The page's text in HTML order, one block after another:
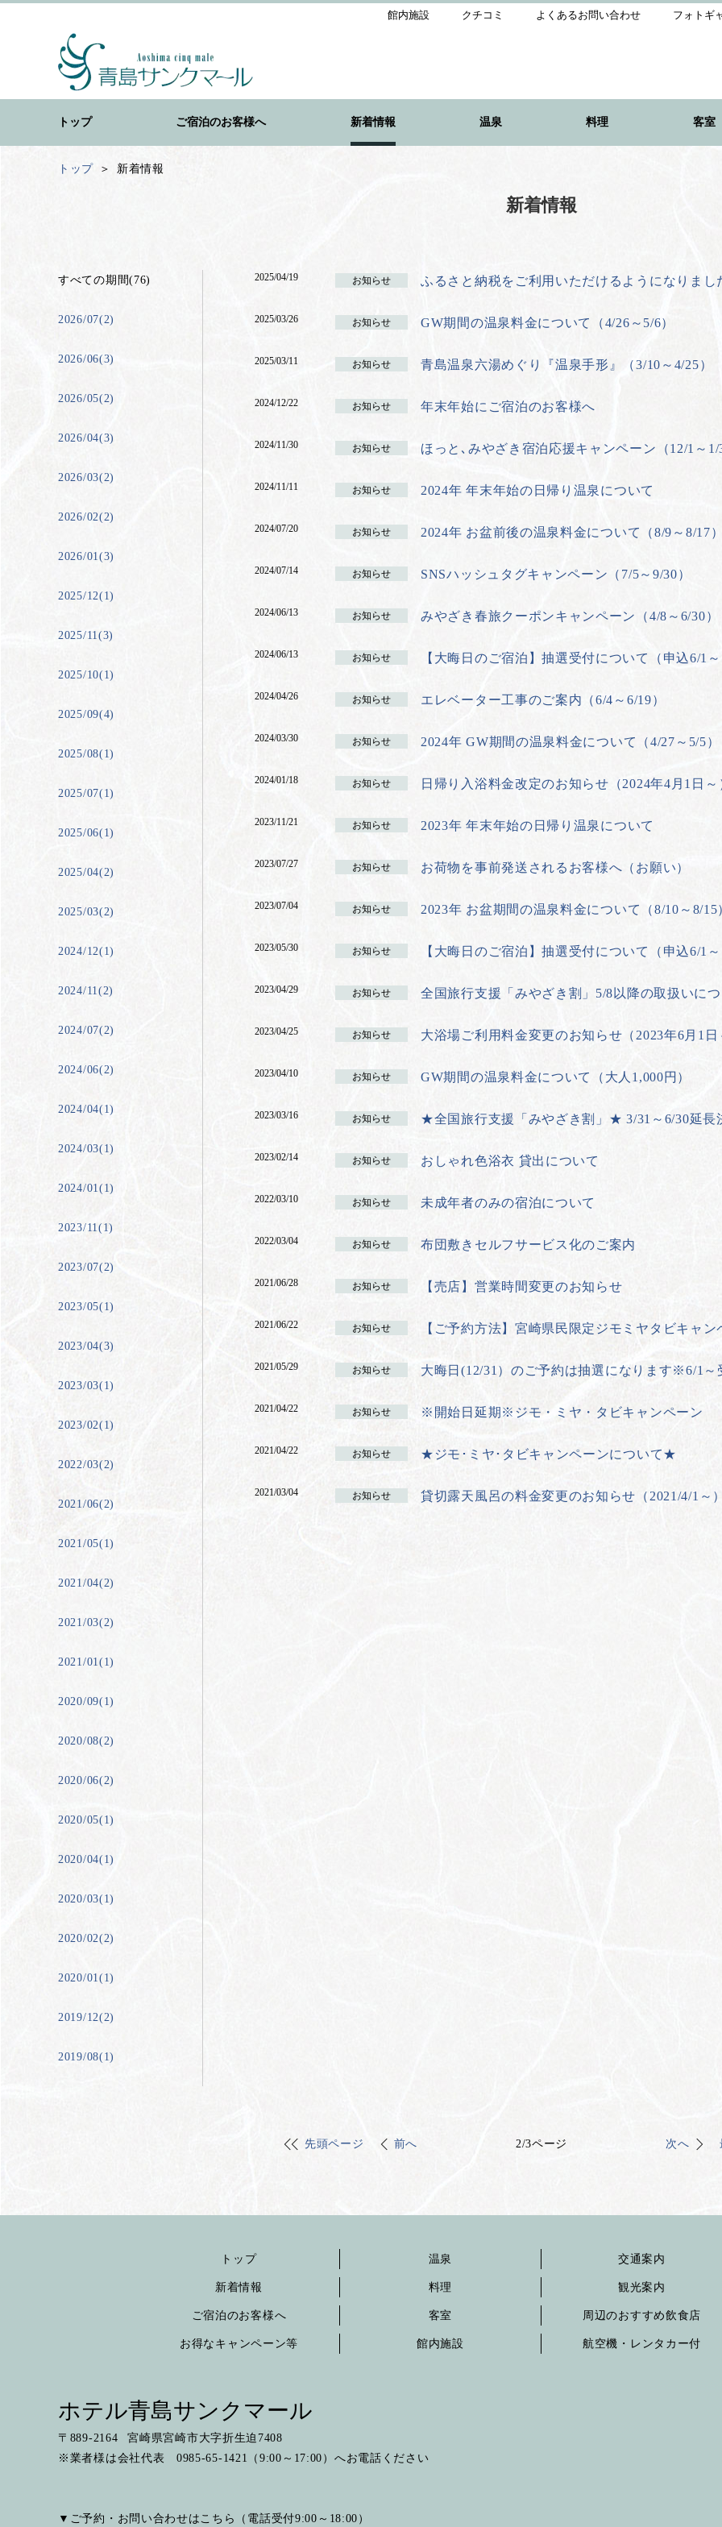
館内施設 クチコミ よくあるお問い合わせ フォトギ
トップ ご宿泊のお客様へ 新着情報 温泉 料理 客室
トップ 新着情報
新着情報
すべての期間(76)
2026/07(2)
2026/06(3)
2026/05(2)
2026/04(3)
2026/03(2)
2026/02(2)
2026/01(3)
2025/12(1)
2025/11(3)
2025/10(1)
2025/09(4)
2025/08(1)
2025/07(1)
2025/06(1)
2025/04(2)
2025/03(2)
2024/12(1)
2024/11(2)
2024/07(2)
2024/06(2)
2024/04(1)
2024/03(1)
2024/01(1)
2023/11(1)
2023/07(2)
2023/05(1)
2023/04(3)
2023/03(1)
2023/02(1)
2022/03(2)
2021/06(2)
2021/05(1)
2021/04(2)
2021/03(2)
2021/01(1)
2020/09(1)
2020/08(2)
2020/06(2)
2020/05(1)
2020/04(1)
2020/03(1)
2020/02(2)
2020/01(1)
2019/12(2)
2019/08(1)
2025/04/19 お知らせ ふるさと納税をご利用いただけるようになりまし
2025/03/26 お知らせ GW期間の温泉料金について（4/26～5/6）
2025/03/11 お知らせ 青島温泉六湯めぐり『温泉手形』（3/10～4/25）
2024/12/22 お知らせ 年末年始にご宿泊のお客様へ
2024/11/30 お知らせ ほっと､みやざき宿泊応援キャンペーン（12/1～1/
2024/11/11 お知らせ 2024年 年末年始の日帰り温泉について
2024/07/20 お知らせ 2024年 お盆前後の温泉料金について（8/9～8/17
2024/07/14 お知らせ SNSハッシュタグキャンペーン（7/5～9/30）
2024/06/13 お知らせ みやざき春旅クーポンキャンペーン（4/8～6/30）
2024/06/13 お知らせ 【大晦日のご宿泊】抽選受付について（申込6/1
2024/04/26 お知らせ エレベーター工事のご案内（6/4～6/19）
2024/03/30 お知らせ 2024年 GW期間の温泉料金について（4/27～5/5）
2024/01/18 お知らせ 日帰り入浴料金改定のお知らせ（2024年4月1日～
2023/11/21 お知らせ 2023年 年末年始の日帰り温泉について
2023/07/27 お知らせ お荷物を事前発送されるお客様へ（お願い）
2023/07/04 お知らせ 2023年 お盆期間の温泉料金について（8/10～8/15
2023/05/30 お知らせ 【大晦日のご宿泊】抽選受付について（申込6/1
2023/04/29 お知らせ 全国旅行支援「みやざき割」5/8以降の取扱いに
2023/04/25 お知らせ 大浴場ご利用料金変更のお知らせ（2023年6月1日
2023/04/10 お知らせ GW期間の温泉料金について（大人1,000円）
2023/03/16 お知らせ ★全国旅行支援「みやざき割」★ 3/31～6/30延長
2023/02/14 お知らせ おしゃれ色浴衣 貸出について
2022/03/10 お知らせ 未成年者のみの宿泊について
2022/03/04 お知らせ 布団敷きセルフサービス化のご案内
2021/06/28 お知らせ 【売店】営業時間変更のお知らせ
2021/06/22 お知らせ 【ご予約方法】宮崎県民限定ジモミヤタビキャン
2021/05/29 お知らせ 大晦日(12/31）のご予約は抽選になります※6/1～
2021/04/22 お知らせ ※開始日延期※ジモ・ミヤ・タビキャンペーン
2021/04/22 お知らせ ★ジモ･ミヤ･タビキャンペーンについて★
2021/03/04 お知らせ 貸切露天風呂の料金変更のお知らせ（2021/4/1～
先頭ページ 前へ 2/3ページ 次へ
トップ
新着情報
ご宿泊のお客様へ
お得なキャンペーン等
温泉
料理
客室
館内施設
交通案内
観光案内
周辺のおすすめ飲食店
航空機・レンタカー付
ホテル青島サンクマール
〒 889-2164
宮崎県宮崎市大字折生迫7408
※業者様は会社代表 0985-65-1421（9:00～17:00）へお電話ください
▼ご予約・お問い合わせはこちら（電話受付9:00～18:00）